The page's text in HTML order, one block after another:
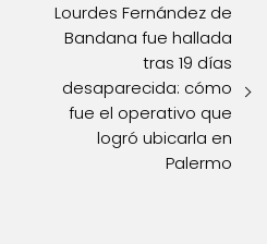
Lourdes Fernández de
Bandana fue hallada
tras 19 días
desaparecida: cómo
fue el operativo que
logró ubicarla en
Palermo